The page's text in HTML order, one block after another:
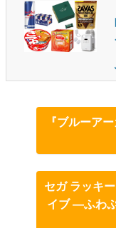
『ブルーア
セガ ラッキ
イブ ―ふわ